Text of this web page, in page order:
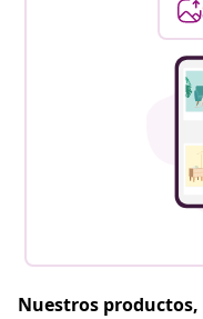
Nuestros